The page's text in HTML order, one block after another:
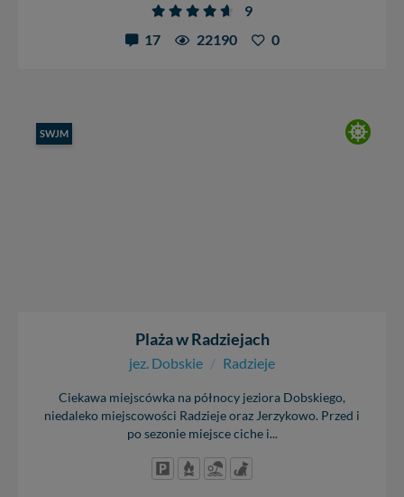
9
17
22190 0
SWJM
Plaża w Radziejach
jez. Dobskie / Radzieje
Ciekawa miejscówka na północy jeziora Dobskiego,
niedaleko miejscowości Radzieje oraz Jerzykowo. Przed i
po sezonie miejsce ciche i...